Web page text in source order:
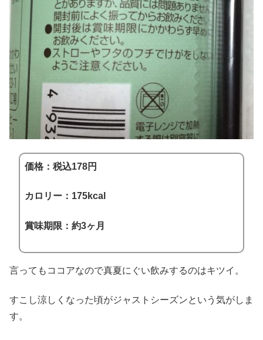
価格：税込178円
カロリー：175kcal
賞味期限：約3ヶ月
言ってもココアなので真夏にぐい飲みするのはキツイ。
すこし涼しくなった頃がジャストシーズンという気がしま
す。